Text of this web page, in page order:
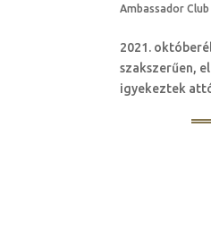
Ambassador Club
2021.
szakszerűen,
igyekeztek